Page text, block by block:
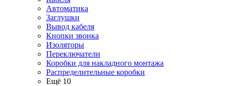
Автоматика
Заглушки
Вывод кабеля
Кнопки звонка
Изоляторы
Переключатели
Коробки для накладного монтажа
Распределительные коробки
Ещё 10